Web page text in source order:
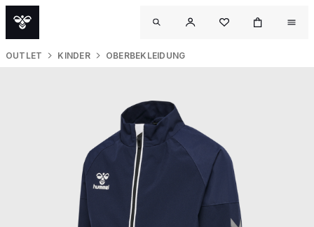
OUTLET KINDER OBERBEKLEIDUNG